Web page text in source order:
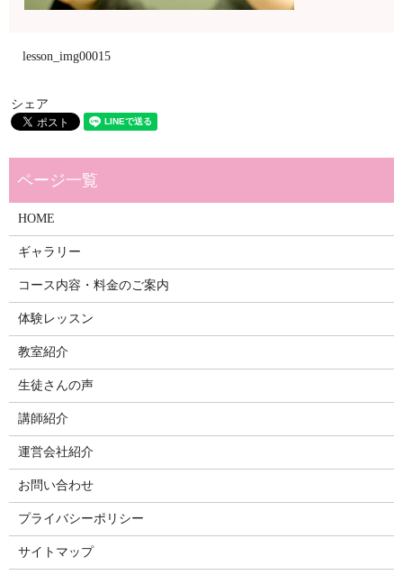
lesson_img00015
シェア
HOME
ギャラリー
コース内容・料金のご案内
体験レッスン
教室紹介
生徒さんの声
講師紹介
運営会社紹介
お問い合わせ
プライバシーポリシー
サイトマップ